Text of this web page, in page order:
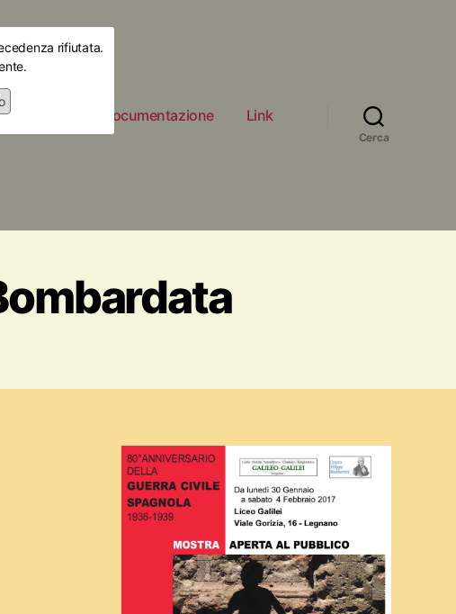
Documentazione Link
Cerca
rifiutata.